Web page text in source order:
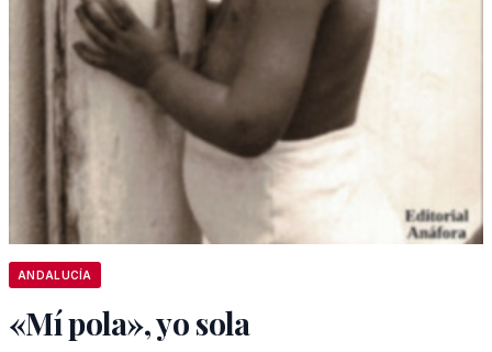
ANDALUCÍA
«Mí pola», yo sola